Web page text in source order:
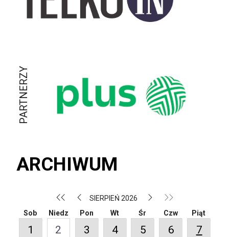
PARTNERZY
ARCHIWUM
SIERPIEŃ 2026
Sob
1
Niedz
2
Pon
3
Wt
4
Śr
5
Czw
6
Piąt
7